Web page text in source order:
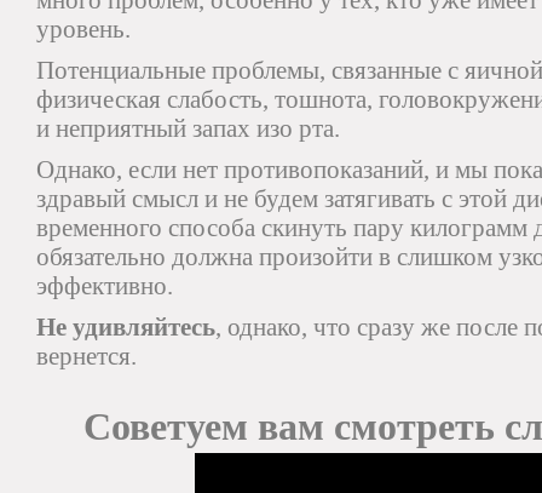
уровень.
Потенциальные проблемы, связанные с
физическая слабость, тошнота,
и неприятный запах изо рта.
Однако, если нет противопоказаний, и мы
здравый смысл и не будем затягивать с этой
временного способа скинуть пару килограмм
обязательно должна произойти в слишком
эффективно.
Не удивляйтесь, однако, что сразу же после
вернется.
Советуем вам смотреть